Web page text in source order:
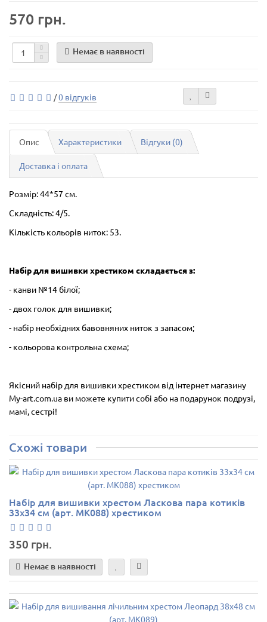
570 грн.
Немає в наявності
/0 відгуків
Опис Характеристики Відгуки (0)
Доставка і оплата
Розмір: 44*57 см.
Складність: 4/5.
Кількість кольорів ниток: 53.
Набір для вишивки хрестиком складається з:
- канви №14 білої;
- двох голок для вишивки;
- набір необхідних бавовняних ниток з запасом;
- кольорова контрольна схема;
Якісний набір для вишивки хрестиком від інтернет магазину
My-art.com.ua ви можете купити собі або на подарунок подрузі,
мамі, сестрі!
Схожі товари
Набір для вишивки хрестом Ласкова пара котиків
33х34 см (арт. MK088) хрестиком
350 грн.
Немає в наявності